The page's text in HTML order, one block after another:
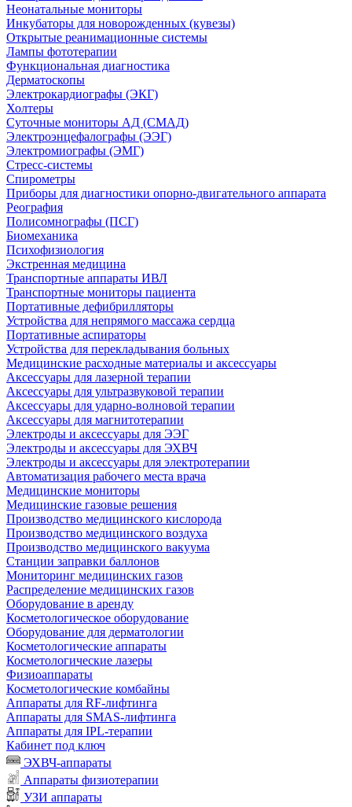
Неонатальные мониторы
Инкубаторы для новорожденных (кувезы)
Открытые реанимационные системы
Лампы фототерапии
Функциональная диагностика
Дерматоскопы
Электрокардиографы (ЭКГ)
Холтеры
Суточные мониторы АД (СМАД)
Электроэнцефалографы (ЭЭГ)
Электромиографы (ЭМГ)
Стресс-системы
Спирометры
Приборы для диагностики опорно-двигательного аппарата
Реография
Полисомнографы (ПСГ)
Биомеханика
Психофизиология
Экстренная медицина
Транспортные аппараты ИВЛ
Транспортные мониторы пациента
Портативные дефибрилляторы
Устройства для непрямого массажа сердца
Портативные аспираторы
Устройства для перекладывания больных
Медицинские расходные материалы и аксессуары
Аксессуары для лазерной терапии
Аксессуары для ультразвуковой терапии
Аксессуары для ударно-волновой терапии
Аксессуары для магнитотерапии
Электроды и аксессуары для ЭЭГ
Электроды и аксессуары для ЭХВЧ
Электроды и аксессуары для электротерапии
Автоматизация рабочего места врача
Медицинские мониторы
Медицинские газовые решения
Производство медицинского кислорода
Производство медицинского воздуха
Производство медицинского вакуума
Станции заправки баллонов
Мониторинг медицинских газов
Распределение медицинских газов
Оборудование в аренду
Косметологическое оборудование
Оборудование для дерматологии
Косметологические аппараты
Косметологические лазеры
Физиоаппараты
Косметологические комбайны
Аппараты для RF-лифтинга
Аппараты для SMAS-лифтинга
Аппараты для IPL-терапии
Кабинет под ключ
ЭХВЧ-аппараты
Аппараты физиотерапии
УЗИ аппараты